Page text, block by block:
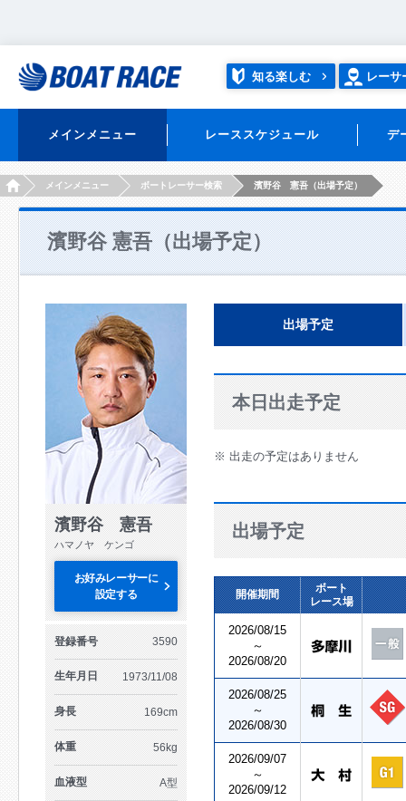
知る楽しむ レーサ
メインメニュー レーススケジュール デ
HOMEメインメニュー ボートレーサー検索 濱野谷 憲吾（出場予定）
濱野谷 憲吾（出場予定）
濱野谷 憲吾
ハマノヤ ケンゴ
お好みレーサーに
設定する
登録番号 3590
生年月日 1973/11/08
身長 169cm
体重 56kg
血液型 A型
出場予定
本日出走予定
※ 出走の予定はありません
出場予定
開催期間
ボート
レース場
2026/08/15
～
2026/08/20
2026/08/25
～
2026/08/30
2026/09/07
～
2026/09/12